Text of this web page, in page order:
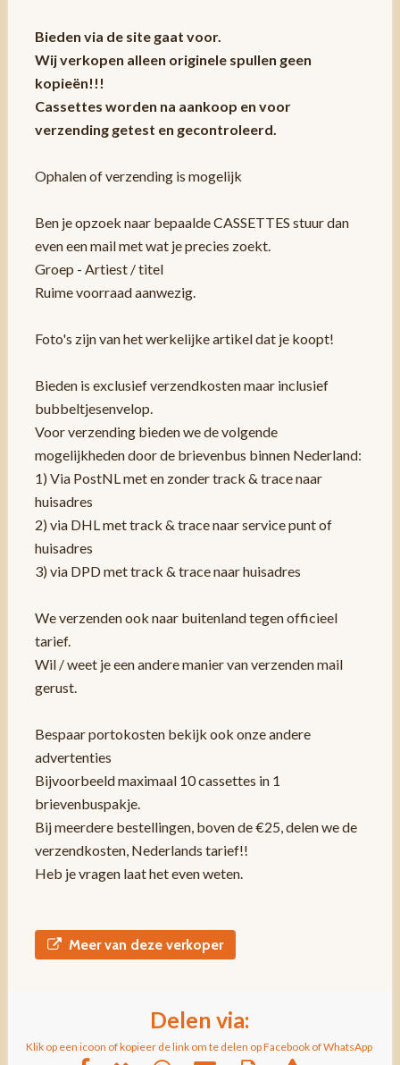
Bieden via de site gaat voor.
Wij verkopen alleen originele spullen geen
kopieën!!!
Cassettes worden na aankoop en voor
verzending getest en gecontroleerd.
Ophalen of verzending is mogelijk
Ben je opzoek naar bepaalde CASSETTES stuur dan
even een mail met wat je precies zoekt.
Groep - Artiest / titel
Ruime voorraad aanwezig.
Foto's zijn van het werkelijke artikel dat je koopt!
Bieden is exclusief verzendkosten maar inclusief
bubbeltjesenvelop.
Voor verzending bieden we de volgende
mogelijkheden door de brievenbus binnen Nederland:
1) Via PostNL met en zonder track & trace naar
huisadres
2) via DHL met track & trace naar service punt of
huisadres
3) via DPD met track & trace naar huisadres
We verzenden ook naar buitenland tegen officieel
tarief.
Wil / weet je een andere manier van verzenden mail
gerust.
Bespaar portokosten bekijk ook onze andere
advertenties
Bijvoorbeeld maximaal 10 cassettes in 1
brievenbuspakje.
Bij meerdere bestellingen, boven de €25, delen we de
verzendkosten, Nederlands tarief!!
Heb je vragen laat het even weten.
Meer van deze verkoper
Delen via:
Klik op een icoon of kopieer de link om te delen op Facebook of WhatsApp